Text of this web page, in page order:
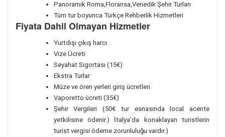
Panoramik Roma,Floransa,Venedik Şehir Turları
Tüm tur boyunca Türkçe Rehberlik Hizmetleri
Fiyata Dahil Olmayan Hizmetler
Yurtdışı çıkış harcı
Vize Ücreti
Seyahat Sigortası (15€)
Ekstra Turlar
Müze ve ören yerleri giriş ücretleri
Vaporetto ücreti (35€)
Şehir Vergileri (50€ tur esnasında local acente
yetkilisine ödenir.)
İtalya’da konaklayan turistlerin
turist vergisi ödeme zorunluluğu vardır.)